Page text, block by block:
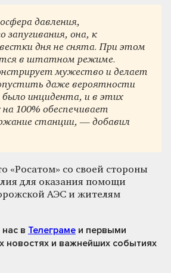
давления,
запугивания, она, к
дня не снята. При этом
в штатном режиме.
мужество и делает
даже вероятности
инцидента, и в этих
на 100% обеспечивает
станции, — добавил
«Росатом» со своей стороны
для оказания помощи
АЭС и жителям
в Телеграме и первыми
новостях и важнейших событиях